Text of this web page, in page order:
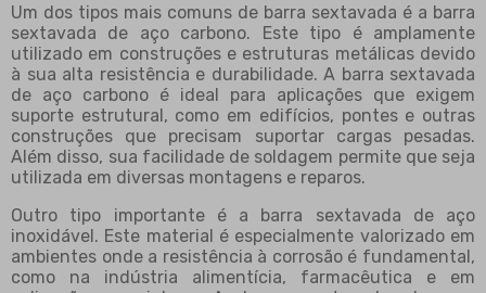
Um dos tipos mais comuns de barra sextavada é a barra
sextavada de aço carbono. Este tipo é amplamente
utilizado em construções e estruturas metálicas devido
à sua alta resistência e durabilidade. A barra sextavada
de aço carbono é ideal para aplicações que exigem
suporte estrutural, como em edifícios, pontes e outras
construções que precisam suportar cargas pesadas.
Além disso, sua facilidade de soldagem permite que seja
utilizada em diversas montagens e reparos.
Outro tipo importante é a barra sextavada de aço
inoxidável. Este material é especialmente valorizado em
ambientes onde a resistência à corrosão é fundamental,
como na indústria alimentícia, farmacêutica e em